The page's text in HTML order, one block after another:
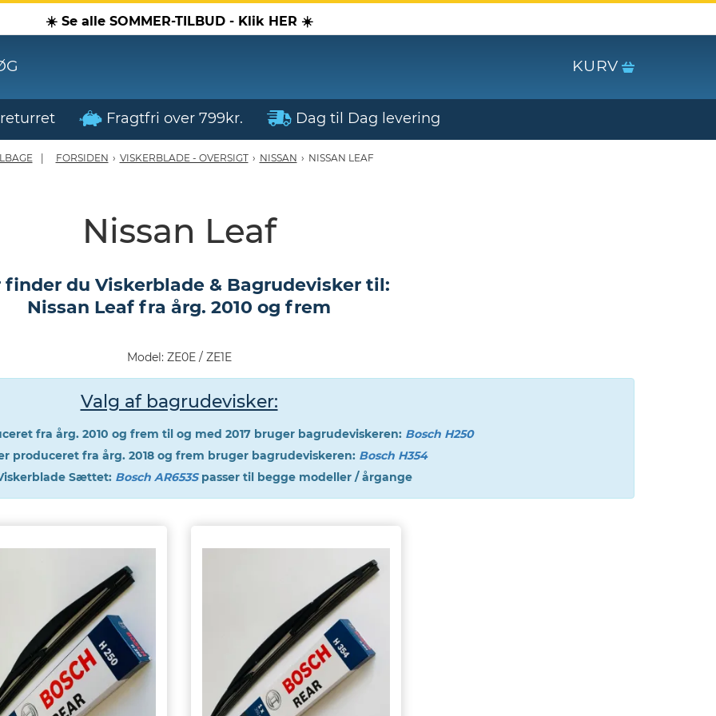
☀️ Se alle SOMMER-TILBUD - Klik HER ☀️
KURV
Fragtfri over 799kr. Dag til Dag levering
FORSIDEN › VISKERBLADE - OVERSIGT › NISSAN › NISSAN LEAF
Nissan Leaf
finder du Viskerblade & Bagrudevisker til:
Nissan Leaf fra årg. 2010 og frem
Model: ZE0E / ZE1E
Valg af bagrudevisker:
fra årg. 2010 og frem til og med 2017 bruger bagrudeviskeren: Bosch H250
produceret fra årg. 2018 og frem bruger bagrudeviskeren: Bosch H354
Sættet: Bosch AR653Spasser til begge modeller / årgange